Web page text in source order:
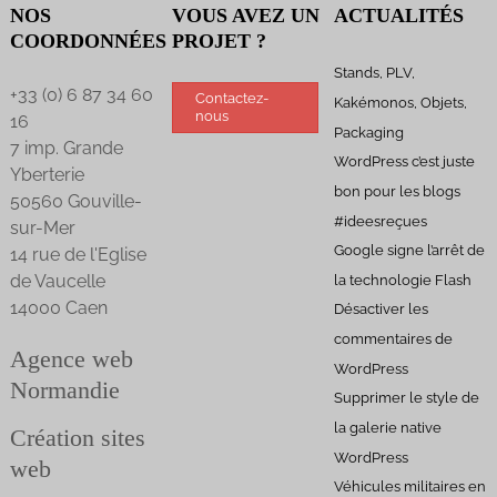
Réseau social de proximité
Développements informatiques
EN IMAGES
NOS
COORDONNÉES
+33 (0) 6 87 34 60
16
7 imp. Grande
Yberterie
50560 Gouville-
sur-Mer
14 rue de l'Eglise
de Vaucelle
14000 Caen
Agence web
Normandie
Création sites
web
VOUS AVEZ UN
PROJET ?
Contactez-
nous
ACTUALITÉS
Stands, PLV,
Kakémonos, Objets,
Packaging
WordPress c’est juste
bon pour les blogs
#ideesreçues
Google signe l’arrêt de
la technologie Flash
Désactiver les
commentaires de
WordPress
Supprimer le style de
la galerie native
WordPress
Véhicules militaires en